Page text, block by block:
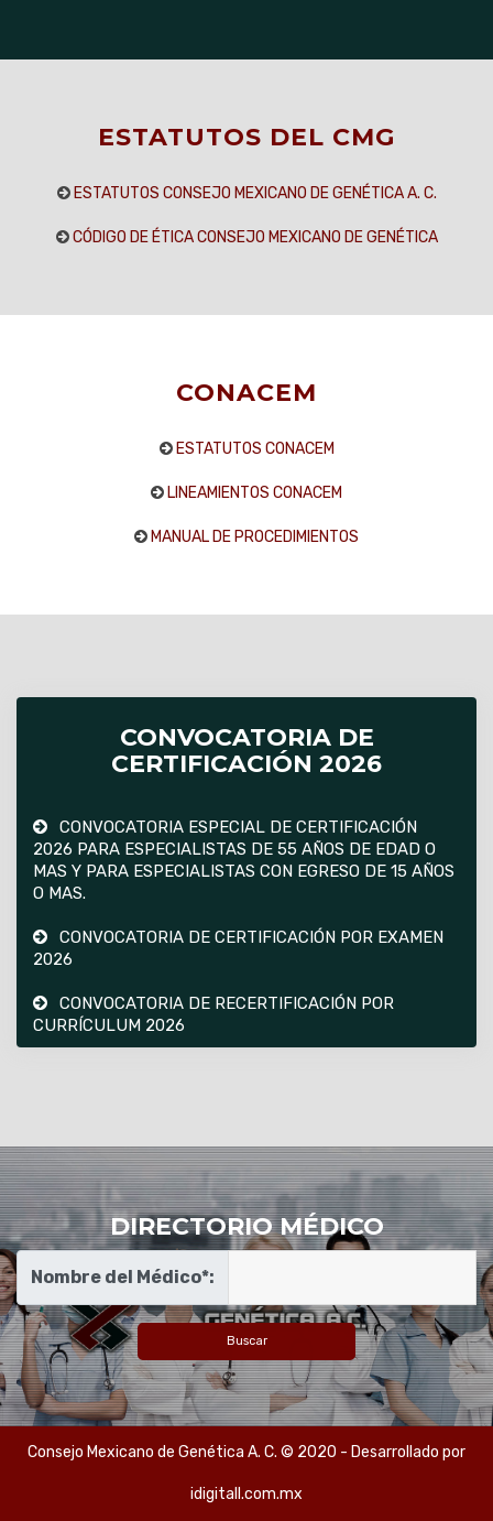
ESTATUTOS DEL CMG
ESTATUTOS CONSEJO MEXICANO DE GENÉTICA A. C.
CÓDIGO DE ÉTICA CONSEJO MEXICANO DE GENÉTICA
CONACEM
ESTATUTOS CONACEM
LINEAMIENTOS CONACEM
MANUAL DE PROCEDIMIENTOS
CONVOCATORIA DE
CERTIFICACIÓN 2026
CONVOCATORIA ESPECIAL DE CERTIFICACIÓN
2026 PARA ESPECIALISTAS DE 55 AÑOS DE EDAD O
MAS Y PARA ESPECIALISTAS CON EGRESO DE 15 AÑOS
O MAS.
CONVOCATORIA DE CERTIFICACIÓN POR EXAMEN
2026
CONVOCATORIA DE RECERTIFICACIÓN POR
CURRÍCULUM 2026
DIRECTORIO MÉDICO
Nombre del Médico*:
Consejo Mexicano de Genética A. C. © 2020 - Desarrollado por
idigitall.com.mx